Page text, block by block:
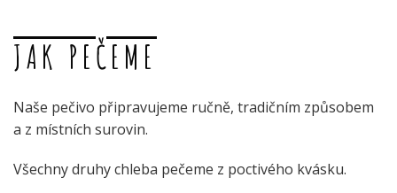
JAK PEČEME
Naše pečivo připravujeme ručně, tradičním způsobem
a z místních surovin.
Všechny druhy chleba pečeme z poctivého kvásku.